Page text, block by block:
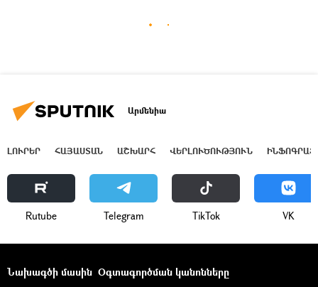
Արմենիա
ԼՈՒՐԵՐ ՀԱՅԱՍՏԱՆ ԱՇԽԱՐՀ ՎԵՐԼՈՒԾՈՒԹՅՈՒՆ
Rutube Telegram ТikТоk VK
Նախագծի մասին Օգտագործման կանոնները